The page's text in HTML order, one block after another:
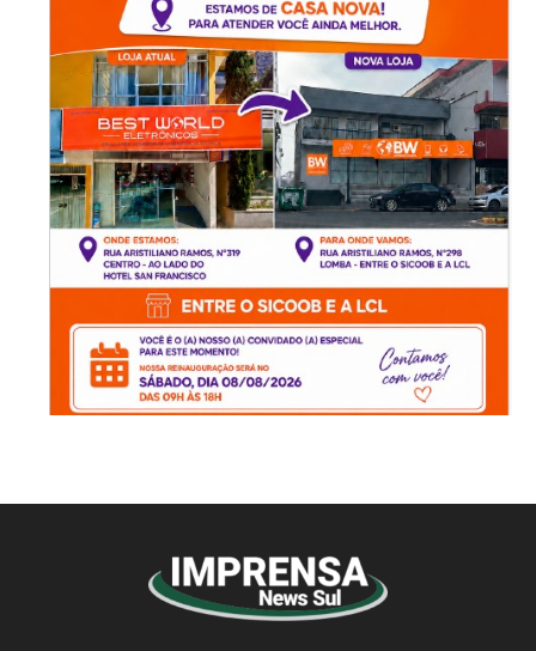
© Imprensa News Sul - Todos os Direitos
Reservados.
CNPJ: 05.363.840/0001-32